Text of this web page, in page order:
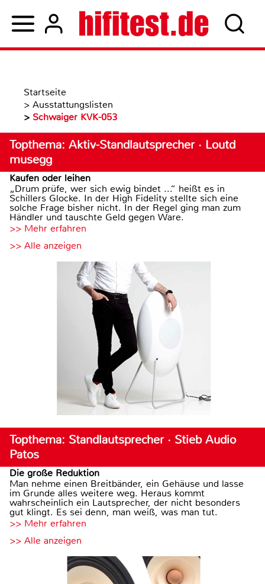
Startseite
> Ausstattungslisten
> Schwaiger KVK-053
Topthema: Aktiv-Standlautsprecher · Loutd
musegg
Kaufen oder leihen
„Drum prüfe, wer sich ewig bindet ...“ heißt es in
Schillers Glocke. In der High Fidelity stellte sich eine
solche Frage bisher nicht. In der Regel ging man zum
Händler und tauschte Geld gegen Ware.
>> Mehr erfahren
>> Alle anzeigen
Topthema: Standlautsprecher · Stieb Audio
Patos
Die große Reduktion
Man nehme einen Breitbänder, ein Gehäuse und lasse
im Grunde alles weitere weg. Heraus kommt
wahrscheinlich ein Lautsprecher, der nicht besonders
gut klingt. Es sei denn, man weiß, was man tut.
>> Mehr erfahren
>> Alle anzeigen